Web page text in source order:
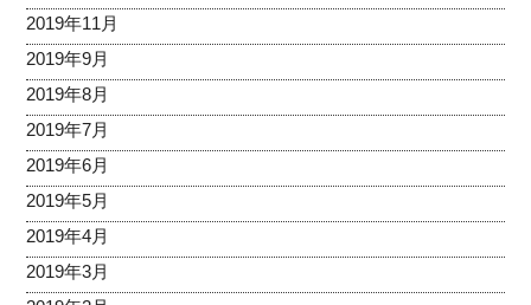
2019年11月
2019年9月
2019年8月
2019年7月
2019年6月
2019年5月
2019年4月
2019年3月